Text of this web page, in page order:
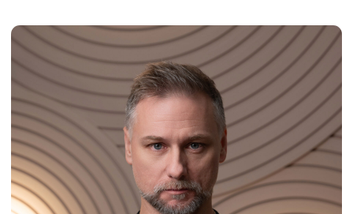
Организатор международных
турниров
Руководитель ТСК «Априори»
Подробнее